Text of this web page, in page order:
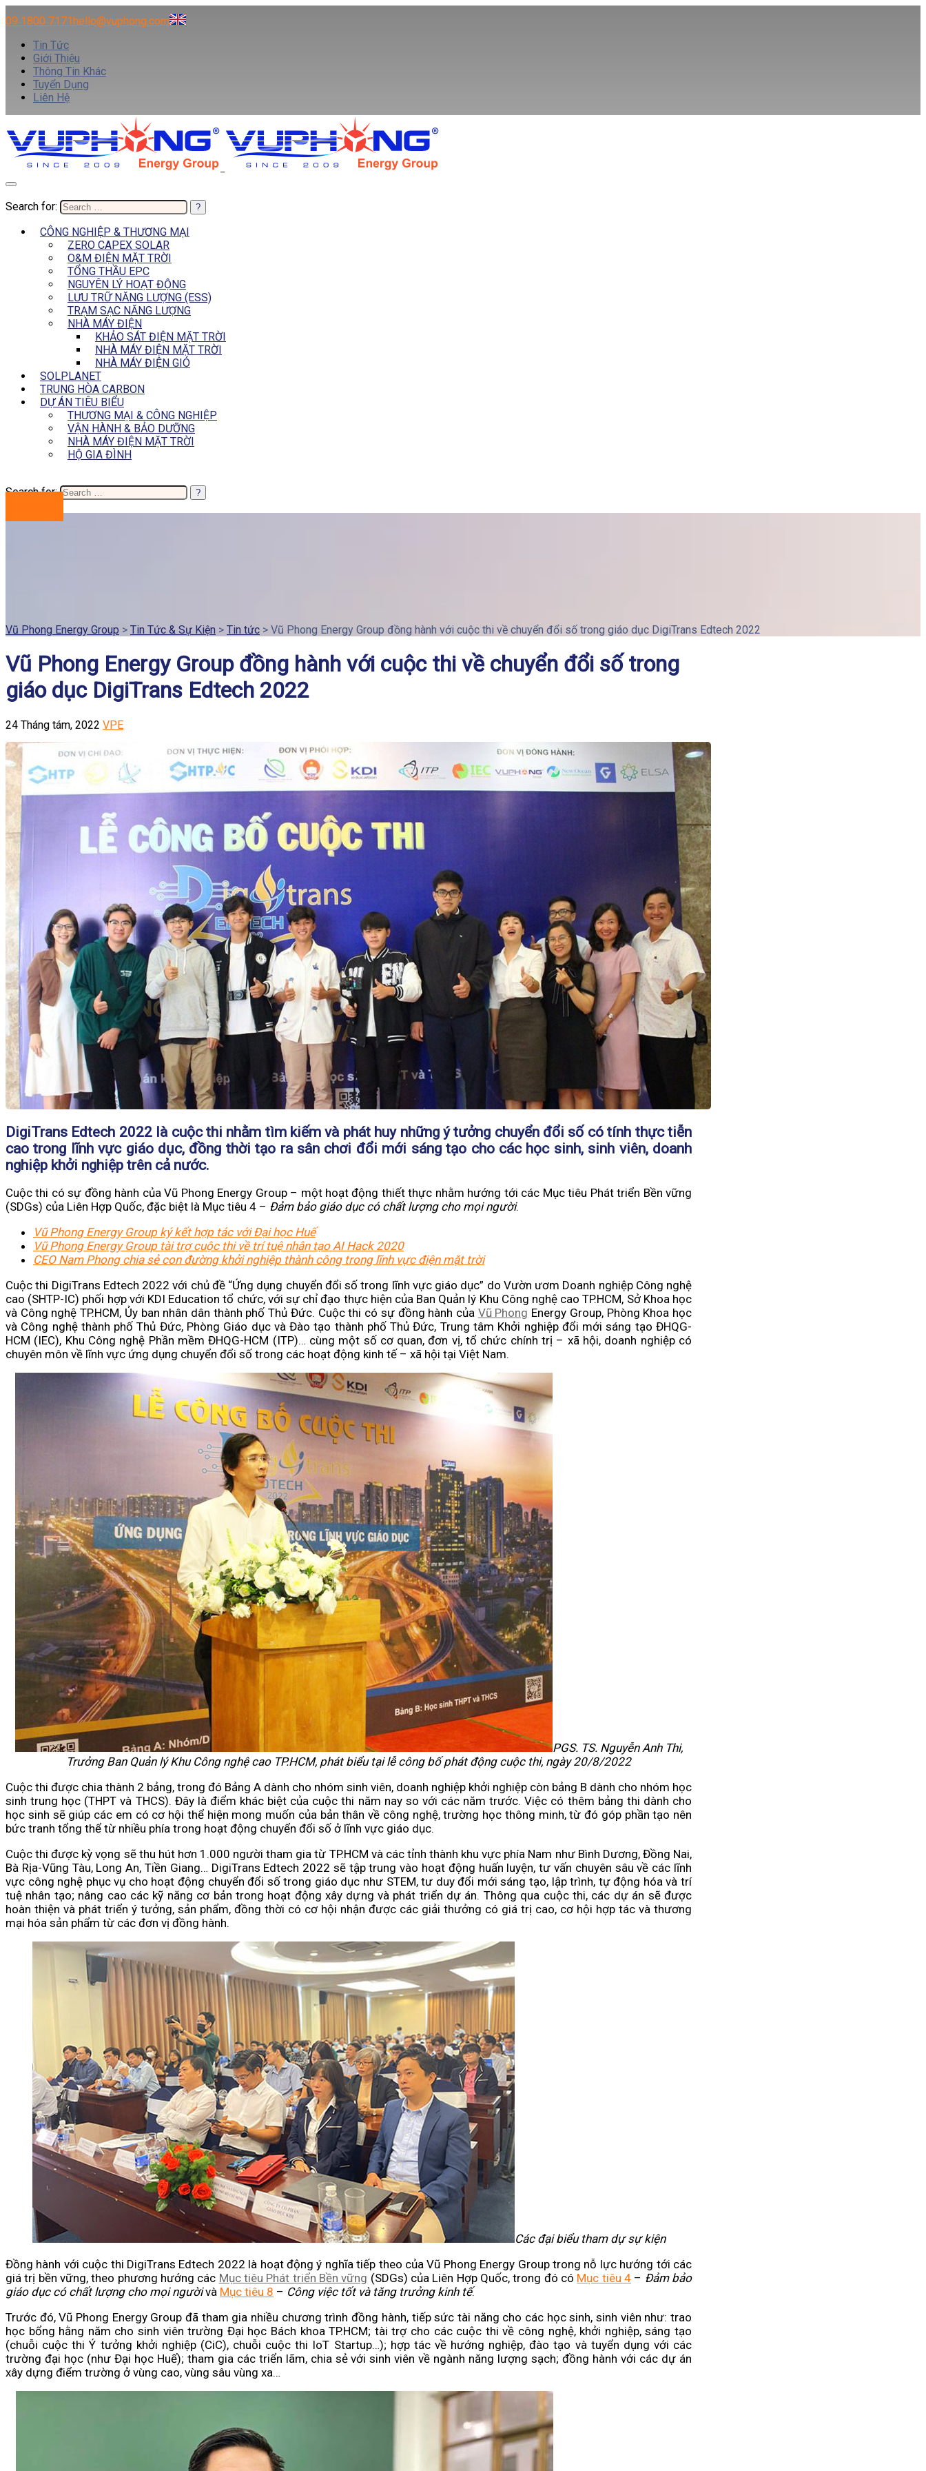
09 1800 7171hello@vuphong.com
Tin Tức
Giới Thiệu
Thông Tin Khác
Tuyển Dụng
Liên Hệ
Search for:
CÔNG NGHIỆP & THƯƠNG MẠI
ZERO CAPEX SOLAR
O&M ĐIỆN MẶT TRỜI
TỔNG THẦU EPC
NGUYÊN LÝ HOẠT ĐỘNG
LƯU TRỮ NĂNG LƯỢNG (ESS)
TRẠM SẠC NĂNG LƯỢNG
NHÀ MÁY ĐIỆN
KHẢO SÁT ĐIỆN MẶT TRỜI
NHÀ MÁY ĐIỆN MẶT TRỜI
NHÀ MÁY ĐIỆN GIÓ
SOLPLANET
TRUNG HÒA CARBON
DỰ ÁN TIÊU BIỂU
THƯƠNG MẠI & CÔNG NGHIỆP
VẬN HÀNH & BẢO DƯỠNG
NHÀ MÁY ĐIỆN MẶT TRỜI
HỘ GIA ĐÌNH
Search for:
Vũ Phong Energy Group > Tin Tức & Sự Kiện > Tin tức > Vũ Phong Energy Group đồng hành với cuộc thi về chuyển đổi số trong giáo dục DigiTrans Edtech 2022
Vũ Phong Energy Group đồng hành với cuộc thi về chuyển đổi số trong
giáo dục DigiTrans Edtech 2022
24 Tháng tám, 2022 VPE
DigiTrans Edtech 2022 là cuộc thi nhằm tìm kiếm và phát huy những ý tưởng chuyển đổi số có tính thực tiễn
cao trong lĩnh vực giáo dục, đồng thời tạo ra sân chơi đổi mới sáng tạo cho các học sinh, sinh viên, doanh
nghiệp khởi nghiệp trên cả nước.
Cuộc thi có sự đồng hành của Vũ Phong Energy Group – một hoạt động thiết thực nhằm hướng tới các Mục tiêu Phát triển Bền vững
(SDGs) của Liên Hợp Quốc, đặc biệt là Mục tiêu 4 – Đảm bảo giáo dục có chất lượng cho mọi người.
Vũ Phong Energy Group ký kết hợp tác với Đại học Huế
Vũ Phong Energy Group tài trợ cuộc thi về trí tuệ nhân tạo AI Hack 2020
CEO Nam Phong chia sẻ con đường khởi nghiệp thành công trong lĩnh vực điện mặt trời
Cuộc thi DigiTrans Edtech 2022 với chủ đề “Ứng dụng chuyển đổi số trong lĩnh vực giáo dục” do Vườn ươm Doanh nghiệp Công nghệ
cao (SHTP-IC) phối hợp với KDI Education tổ chức, với sự chỉ đạo thực hiện của Ban Quản lý Khu Công nghệ cao TP.HCM, Sở Khoa học
và Công nghệ TP.HCM, Ủy ban nhân dân thành phố Thủ Đức. Cuộc thi có sự đồng hành của Vũ Phong Energy Group, Phòng Khoa học
và Công nghệ thành phố Thủ Đức, Phòng Giáo dục và Đào tạo thành phố Thủ Đức, Trung tâm Khởi nghiệp đổi mới sáng tạo ĐHQG-
HCM (IEC), Khu Công nghệ Phần mềm ĐHQG-HCM (ITP)… cùng một số cơ quan, đơn vị, tổ chức chính trị – xã hội, doanh nghiệp có
chuyên môn về lĩnh vực ứng dụng chuyển đổi số trong các hoạt động kinh tế – xã hội tại Việt Nam.
PGS. TS. Nguyễn Anh Thi,
Trưởng Ban Quản lý Khu Công nghệ cao TP.HCM, phát biểu tại lễ công bố phát động cuộc thi, ngày 20/8/2022
Cuộc thi được chia thành 2 bảng, trong đó Bảng A dành cho nhóm sinh viên, doanh nghiệp khởi nghiệp còn bảng B dành cho nhóm học
sinh trung học (THPT và THCS). Đây là điểm khác biệt của cuộc thi năm nay so với các năm trước. Việc có thêm bảng thi dành cho
học sinh sẽ giúp các em có cơ hội thể hiện mong muốn của bản thân về công nghệ, trường học thông minh, từ đó góp phần tạo nên
bức tranh tổng thể từ nhiều phía trong hoạt động chuyển đổi số ở lĩnh vực giáo dục.
Cuộc thi được kỳ vọng sẽ thu hút hơn 1.000 người tham gia từ TP.HCM và các tỉnh thành khu vực phía Nam như Bình Dương, Đồng Nai,
Bà Rịa-Vũng Tàu, Long An, Tiền Giang… DigiTrans Edtech 2022 sẽ tập trung vào hoạt động huấn luyện, tư vấn chuyên sâu về các lĩnh
vực công nghệ phục vụ cho hoạt động chuyển đổi số trong giáo dục như STEM, tư duy đổi mới sáng tạo, lập trình, tự động hóa và trí
tuệ nhân tạo; nâng cao các kỹ năng cơ bản trong hoạt động xây dựng và phát triển dự án. Thông qua cuộc thi, các dự án sẽ được
hoàn thiện và phát triển ý tưởng, sản phẩm, đồng thời có cơ hội nhận được các giải thưởng có giá trị cao, cơ hội hợp tác và thương
mại hóa sản phẩm từ các đơn vị đồng hành.
Các đại biểu tham dự sự kiện
Đồng hành với cuộc thi DigiTrans Edtech 2022 là hoạt động ý nghĩa tiếp theo của Vũ Phong Energy Group trong nỗ lực hướng tới các
giá trị bền vững, theo phương hướng các Mục tiêu Phát triển Bền vững (SDGs) của Liên Hợp Quốc, trong đó có Mục tiêu 4 – Đảm bảo
giáo dục có chất lượng cho mọi ngườivà Mục tiêu 8 – Công việc tốt và tăng trưởng kinh tế.
Trước đó, Vũ Phong Energy Group đã tham gia nhiều chương trình đồng hành, tiếp sức tài năng cho các học sinh, sinh viên như: trao
học bổng hằng năm cho sinh viên trường Đại học Bách khoa TP.HCM; tài trợ cho các cuộc thi về công nghệ, khởi nghiệp, sáng tạo
(chuỗi cuộc thi Ý tưởng khởi nghiệp (CiC), chuỗi cuộc thi IoT Startup…); hợp tác về hướng nghiệp, đào tạo và tuyển dụng với các
trường đại học (như Đại học Huế); tham gia các triển lãm, chia sẻ với sinh viên về ngành năng lượng sạch; đồng hành với các dự án
xây dựng điểm trường ở vùng cao, vùng sâu vùng xa…